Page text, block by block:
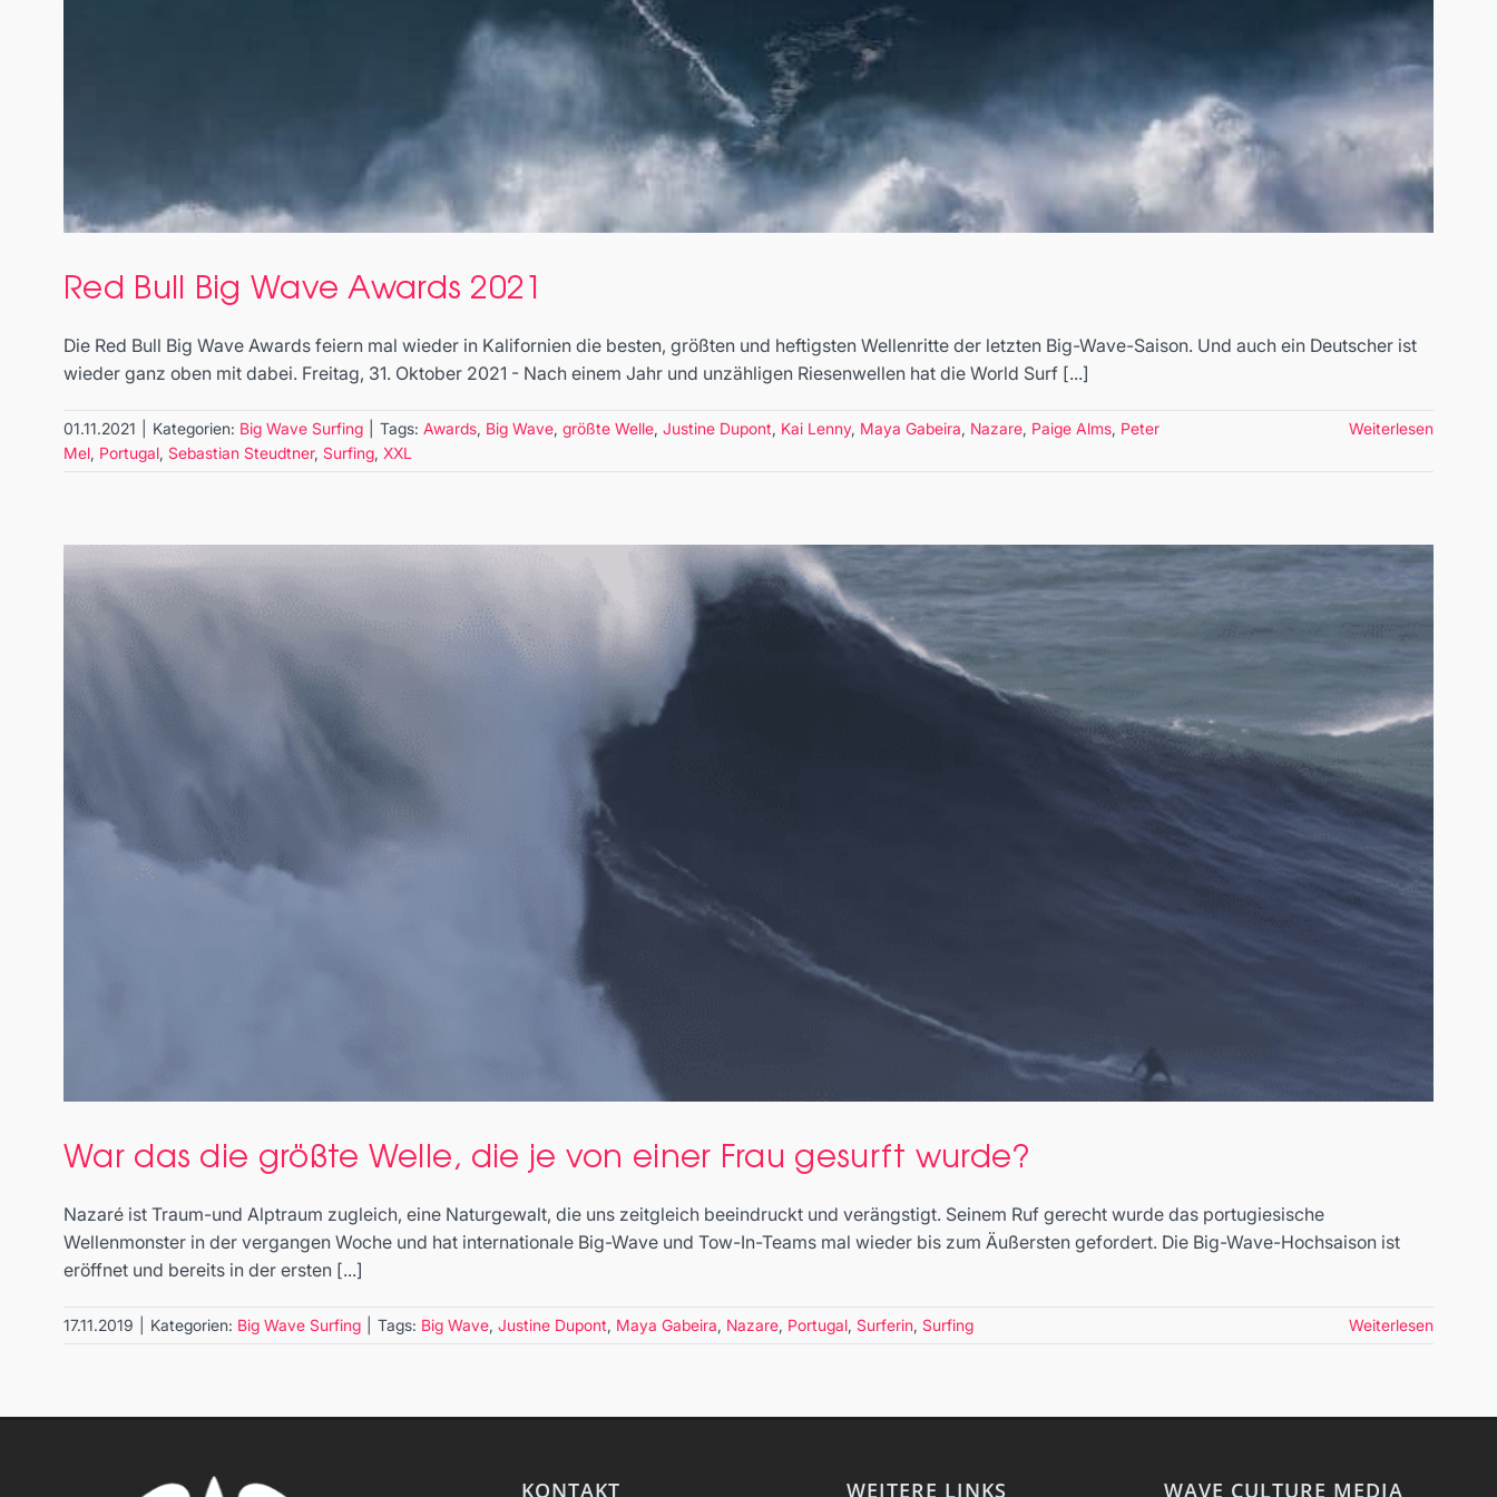
Big Wave Surfing
Red Bull Big Wave Awards 2021
Die Red Bull Big Wave Awards feiern mal wieder in Kalifornien die besten, größten und heftigsten Wellenritte der letzten Big-Wave-Saison. Und auch ein Deutscher ist
wieder ganz oben mit dabei. Freitag, 31. Oktober 2021 - Nach einem Jahr und unzähligen Riesenwellen hat die World Surf [...]
01.11.2021 Kategorien: Big Wave Surfing Tags: Awards, Big Wave, größte Welle, Justine Dupont, Kai Lenny, Maya Gabeira, Nazare, Paige Alms, Peter
Mel, Portugal, Sebastian Steudtner, Surfing, XXL
Weiterlesen
War das die größte Welle, die je von einer Frau gesurft wurde?
Nazaré ist Traum-und Alptraum zugleich, eine Naturgewalt, die uns zeitgleich beeindruckt und verängstigt. Seinem Ruf gerecht wurde das portugiesische
Wellenmonster in der vergangen Woche und hat internationale Big-Wave und Tow-In-Teams mal wieder bis zum Äußersten gefordert. Die Big-Wave-Hochsaison ist
eröffnet und bereits in der ersten [...]
17.11.2019 Kategorien: Big Wave Surfing Tags: Big Wave, Justine Dupont, Maya Gabeira, Nazare, Portugal, Surferin, Surfing Weiterlesen
KONTAKT WEITERE LINKS WAVE CULTURE MEDIA